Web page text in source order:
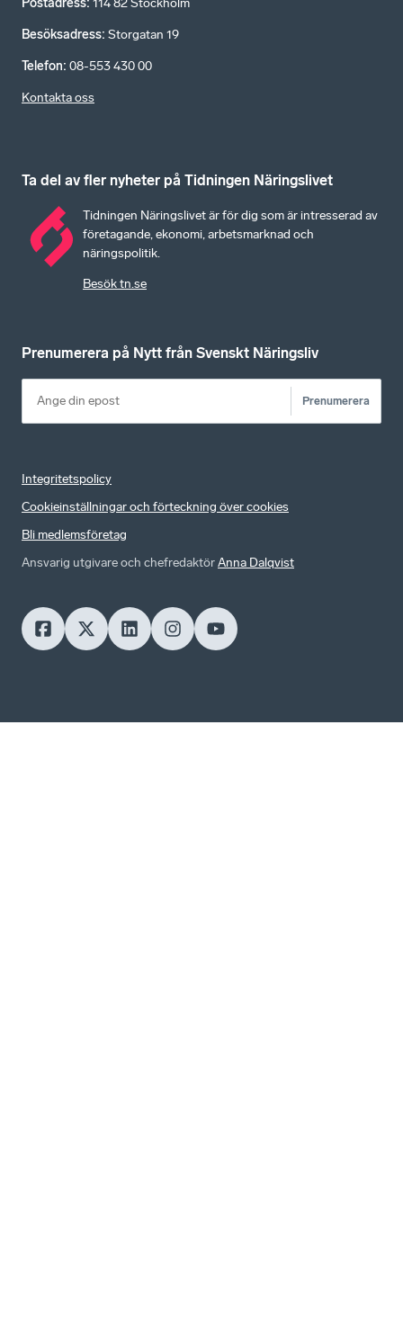
Besöksadress: Storgatan 19
Telefon: 08-553 430 00
Kontakta oss
Ta del av fler nyheter på Tidningen Näringslivet
Tidningen Näringslivet är för dig som är intresserad av
företagande, ekonomi, arbetsmarknad och
näringspolitik.
Besök tn.se
Prenumerera på Nytt från Svenskt Näringsliv
Prenumerera
Integritetspolicy
Cookieinställningar och förteckning över cookies
Bli medlemsföretag
Ansvarig utgivare och chefredaktörAnna Dalqvist